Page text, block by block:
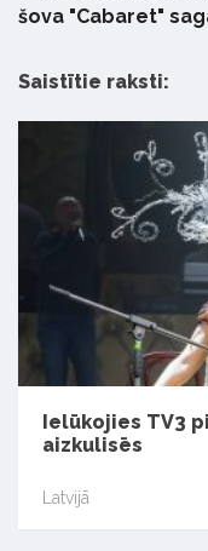
šova "Cabaret"
Saistītie raksti:
Ielūkojies TV3
aizkulisēs
Latvijā